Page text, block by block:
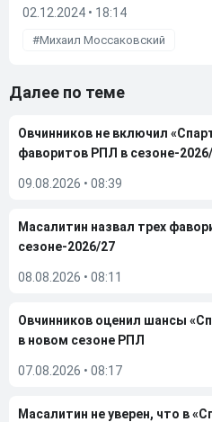
02.12.2024 • 18:14
Михаил Моссаковский
Далее по теме
Овчинников не включил
фаворитов РПЛ в сезоне-
09.08.2026 • 08:39
Масалитин назвал трех
сезоне-2026/27
08.08.2026 • 08:11
Овчинников оценил шансы
в новом сезоне РПЛ
07.08.2026 • 08:17
Масалитин не уверен, что в